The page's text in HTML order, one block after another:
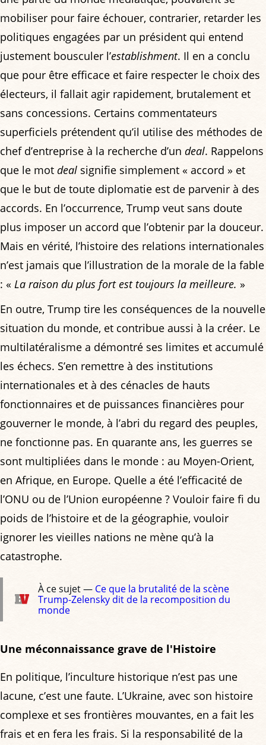
mobiliser pour faire échouer, contrarier, retarder les
politiques engagées par un président qui entend
justement bousculer l’establishment. Il en a conclu
que pour être efficace et faire respecter le choix des
électeurs, il fallait agir rapidement, brutalement et
sans concessions. Certains commentateurs
superficiels prétendent qu’il utilise des méthodes de
chef d’entreprise à la recherche d’un deal. Rappelons
que le mot deal signifie simplement « accord » et
que le but de toute diplomatie est de parvenir à des
accords. En l’occurrence, Trump veut sans doute
plus imposer un accord que l’obtenir par la douceur.
Mais en vérité, l’histoire des relations internationales
n’est jamais que l’illustration de la morale de la fable
: « La raison du plus fort est toujours la meilleure. »
En outre, Trump tire les conséquences de la nouvelle
situation du monde, et contribue aussi à la créer. Le
multilatéralisme a démontré ses limites et accumulé
les échecs. S’en remettre à des institutions
internationales et à des cénacles de hauts
fonctionnaires et de puissances financières pour
gouverner le monde, à l’abri du regard des peuples,
ne fonctionne pas. En quarante ans, les guerres se
sont multipliées dans le monde : au Moyen-Orient,
en Afrique, en Europe. Quelle a été l’efficacité de
l’ONU ou de l’Union européenne ? Vouloir faire fi du
poids de l’histoire et de la géographie, vouloir
ignorer les vieilles nations ne mène qu’à la
catastrophe.
À ce sujet — Ce que la brutalité de la scène
Trump-Zelensky dit de la recomposition du
monde
Une méconnaissance grave de l'Histoire
En politique, l’inculture historique n’est pas une
lacune, c’est une faute. L’Ukraine, avec son histoire
complexe et ses frontières mouvantes, en a fait les
frais et en fera les frais. Si la responsabilité de la